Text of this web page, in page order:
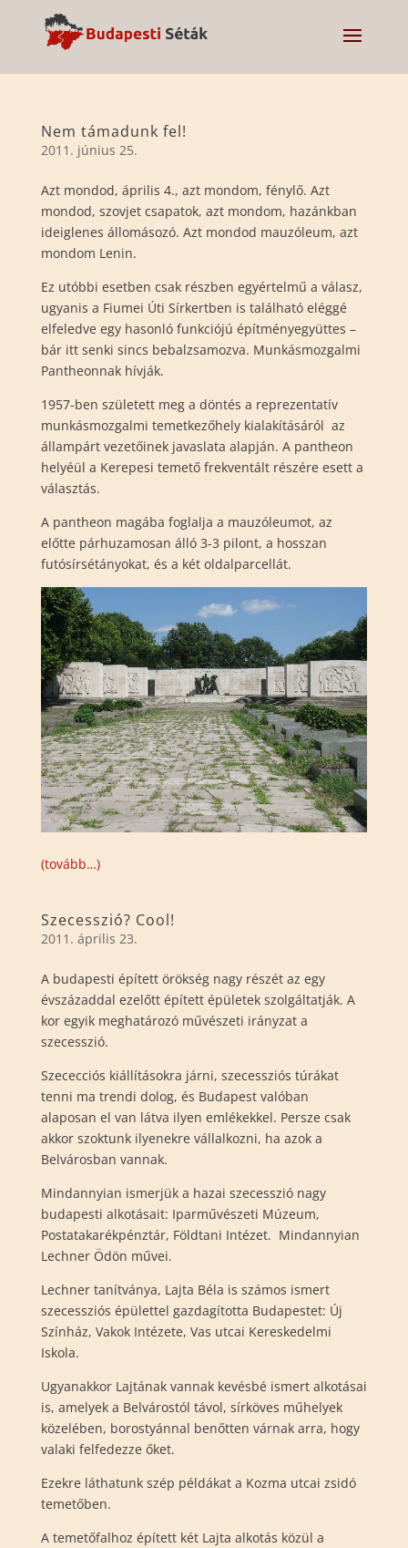
Nem támadunk fel!
2011. június 25.
Azt mondod, április 4., azt mondom, fénylő. Azt
mondod, szovjet csapatok, azt mondom, hazánkban
ideiglenes állomásozó. Azt mondod mauzóleum, azt
mondom Lenin.
Ez utóbbi esetben csak részben egyértelmű a válasz,
ugyanis a Fiumei Úti Sírkertben is található eléggé
elfeledve egy hasonló funkciójú építményegyüttes –
bár itt senki sincs bebalzsamozva. Munkásmozgalmi
Pantheonnak hívják.
1957-ben született meg a döntés a reprezentatív
munkásmozgalmi temetkezőhely kialakításáról az
állampárt vezetőinek javaslata alapján. A pantheon
helyéül a Kerepesi temető frekventált részére esett a
választás.
A pantheon magába foglalja a mauzóleumot, az
előtte párhuzamosan álló 3-3 pilont, a hosszan
futósírsétányokat, és a két oldalparcellát.
(tovább…)
Szecesszió? Cool!
2011. április 23.
A budapesti épített örökség nagy részét az egy
évszázaddal ezelőtt épített épületek szolgáltatják. A
kor egyik meghatározó művészeti irányzat a
szecesszió.
Szececciós kiállításokra járni, szecessziós túrákat
tenni ma trendi dolog, és Budapest valóban
alaposan el van látva ilyen emlékekkel. Persze csak
akkor szoktunk ilyenekre vállalkozni, ha azok a
Belvárosban vannak.
Mindannyian ismerjük a hazai szecesszió nagy
budapesti alkotásait: Iparművészeti Múzeum,
Postatakarékpénztár, Földtani Intézet. Mindannyian
Lechner Ödön művei.
Lechner tanítványa, Lajta Béla is számos ismert
szecessziós épülettel gazdagította Budapestet: Új
Színház, Vakok Intézete, Vas utcai Kereskedelmi
Iskola.
Ugyanakkor Lajtának vannak kevésbé ismert alkotásai
is, amelyek a Belvárostól távol, sírköves műhelyek
közelében, borostyánnal benőtten várnak arra, hogy
valaki felfedezze őket.
Ezekre láthatunk szép példákat a Kozma utcai zsidó
temetőben.
A temetőfalhoz épített két Lajta alkotás közül a